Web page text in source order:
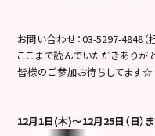
お問い合わせ：03-5297-4848（
ここまで読んでいただきありが
皆様のご参加お待ちしてます☆
12月1日(木)～12月25日（日）